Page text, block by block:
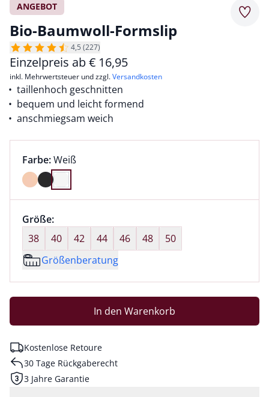
ANGEBOT
Bio-Baumwoll-Formslip
4,5 (227)
Einzelpreis ab€ 16,95
inkl. Mehrwertsteuer und zzgl.Versandkosten
taillenhoch geschnitten
bequem und leicht formend
anschmiegsam weich
Farbauswahl:
Farbe:aktuell ausgewählt:
Weiß
Farbe Weiß ausgewählt
Größenauswahl:
Größe:nichts ausgewählt
38
40 42 44 46 48
50
Größenberatung
In den Warenkorb
Kostenlose Retoure
30 Tage Rückgaberecht
3 Jahre Garantie